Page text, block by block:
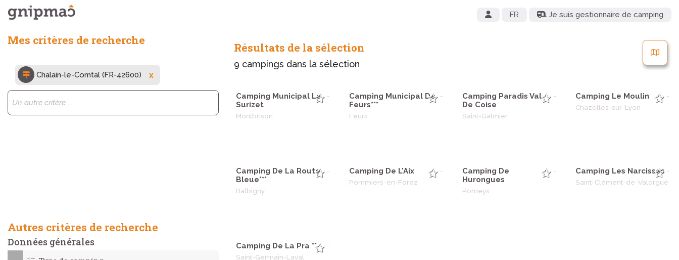
FR Je suis gestionnaire de camping
Résultats de la sélection
9 campings dans la sélection
-
Camping Municipal Le
Surizet
Montbrison
-
Camping Municipal De
Feurs***
Feurs
-
Camping Paradis Val
De Coise
Saint-Galmier
-
Camping Le Moulin
Chazelles-sur-Lyon
-
Camping De La Route
Bleue***
Balbigny
-
Camping De L'Aix
Pommiers-en-Forez
-
Camping De
Hurongues
Pomeys
-
Camping Les Narcisses
Saint-Clément-de-Valorgue
-
Camping De La Pra **
Saint-Germain-Laval
Mes critères de recherche
x
Chalain-le-Comtal (FR-42600)
Autres critères de recherche
Données générales